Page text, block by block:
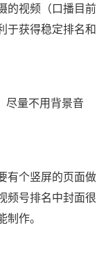
视频（口播目前
于获得稳定排名和
量不用背景音
个竖屏的页面做
频号排名中封面很
作。